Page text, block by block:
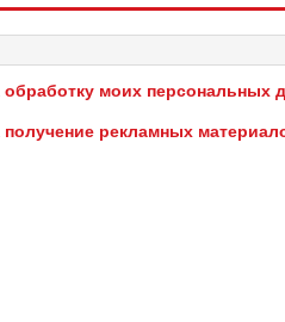
обработку моих персональных
получение рекламных